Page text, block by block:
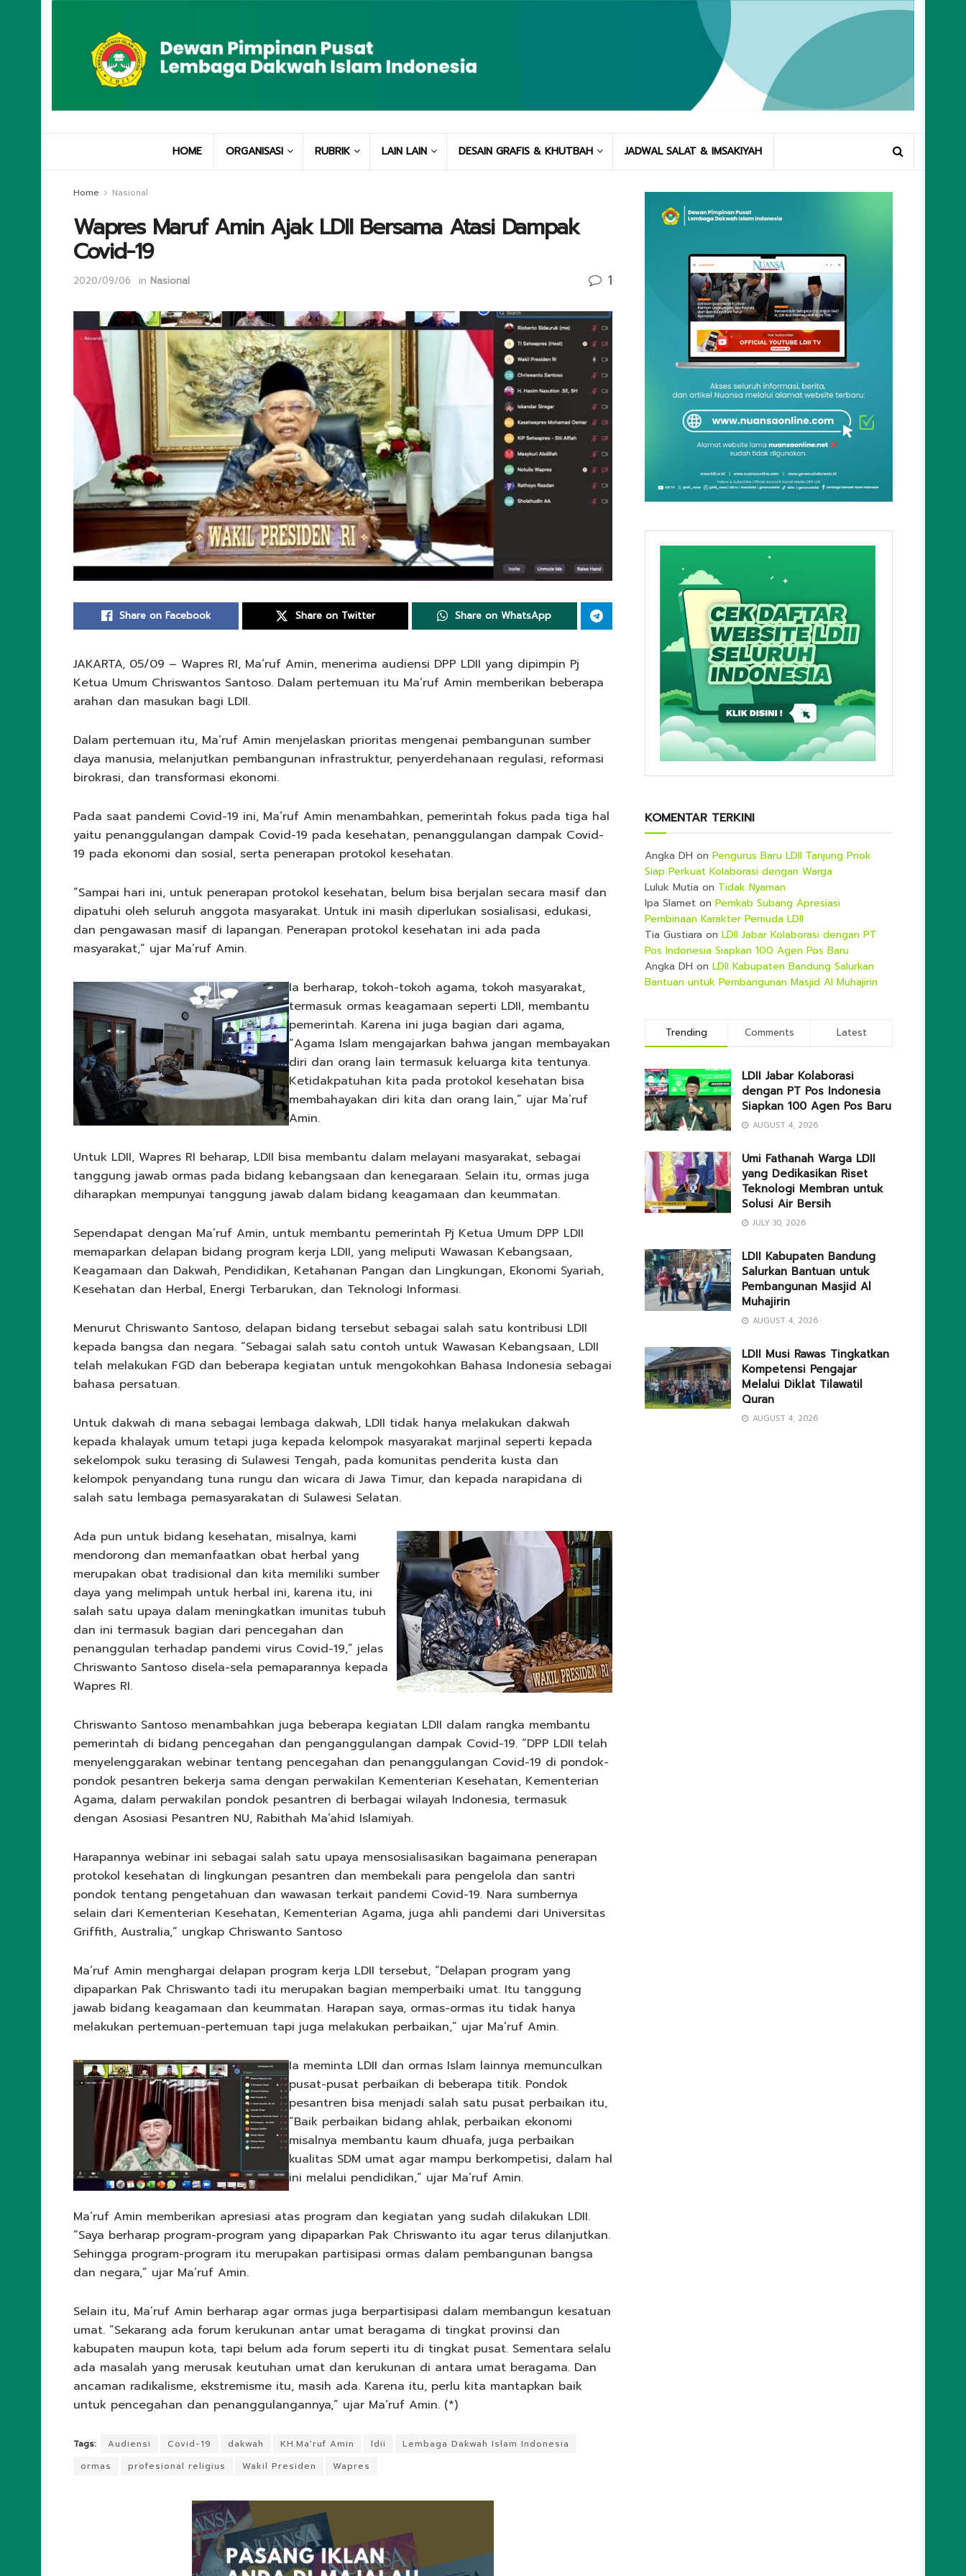
HOME ORGANISASI RUBRIK LAIN LAIN DESAIN GRAFIS & KHUTBAH JADWAL SALAT & IMSAKIYAH
Home Nasional
Wapres Maruf Amin Ajak LDII Bersama Atasi Dampak
Covid-19
2020/09/06 in Nasional 1
Share on Facebook Share on Twitter Share on WhatsApp
JAKARTA, 05/09 – Wapres RI, Ma’ruf Amin, menerima audiensi DPP LDII yang dipimpin Pj
Ketua Umum Chriswantos Santoso. Dalam pertemuan itu Ma’ruf Amin memberikan beberapa
arahan dan masukan bagi LDII.
Dalam pertemuan itu, Ma’ruf Amin menjelaskan prioritas mengenai pembangunan sumber
daya manusia, melanjutkan pembangunan infrastruktur, penyerdehanaan regulasi, reformasi
birokrasi, dan transformasi ekonomi.
Pada saat pandemi Covid-19 ini, Ma’ruf Amin menambahkan, pemerintah fokus pada tiga hal
yaitu penanggulangan dampak Covid-19 pada kesehatan, penanggulangan dampak Covid-
19 pada ekonomi dan sosial, serta penerapan protokol kesehatan.
“Sampai hari ini, untuk penerapan protokol kesehatan, belum bisa berjalan secara masif dan
dipatuhi oleh seluruh anggota masyarakat. Untuk ini masih diperlukan sosialisasi, edukasi,
dan pengawasan masif di lapangan. Penerapan protokol kesehatan ini ada pada
masyarakat,” ujar Ma’ruf Amin.
Ia berharap, tokoh-tokoh agama, tokoh masyarakat,
termasuk ormas keagamaan seperti LDII, membantu
pemerintah. Karena ini juga bagian dari agama,
“Agama Islam mengajarkan bahwa jangan membayakan
diri dan orang lain termasuk keluarga kita tentunya.
Ketidakpatuhan kita pada protokol kesehatan bisa
membahayakan diri kita dan orang lain,” ujar Ma’ruf
Amin.
Untuk LDII, Wapres RI beharap, LDII bisa membantu dalam melayani masyarakat, sebagai
tanggung jawab ormas pada bidang kebangsaan dan kenegaraan. Selain itu, ormas juga
diharapkan mempunyai tanggung jawab dalam bidang keagamaan dan keummatan.
Sependapat dengan Ma’ruf Amin, untuk membantu pemerintah Pj Ketua Umum DPP LDII
memaparkan delapan bidang program kerja LDII, yang meliputi Wawasan Kebangsaan,
Keagamaan dan Dakwah, Pendidikan, Ketahanan Pangan dan Lingkungan, Ekonomi Syariah,
Kesehatan dan Herbal, Energi Terbarukan, dan Teknologi Informasi.
Menurut Chriswanto Santoso, delapan bidang tersebut sebagai salah satu kontribusi LDII
kepada bangsa dan negara. “Sebagai salah satu contoh untuk Wawasan Kebangsaan, LDII
telah melakukan FGD dan beberapa kegiatan untuk mengokohkan Bahasa Indonesia sebagai
bahasa persatuan.
Untuk dakwah di mana sebagai lembaga dakwah, LDII tidak hanya melakukan dakwah
kepada khalayak umum tetapi juga kepada kelompok masyarakat marjinal seperti kepada
sekelompok suku terasing di Sulawesi Tengah, pada komunitas penderita kusta dan
kelompok penyandang tuna rungu dan wicara di Jawa Timur, dan kepada narapidana di
salah satu lembaga pemasyarakatan di Sulawesi Selatan.
Ada pun untuk bidang kesehatan, misalnya, kami
mendorong dan memanfaatkan obat herbal yang
merupakan obat tradisional dan kita memiliki sumber
daya yang melimpah untuk herbal ini, karena itu, ini
salah satu upaya dalam meningkatkan imunitas tubuh
dan ini termasuk bagian dari pencegahan dan
penanggulan terhadap pandemi virus Covid-19,” jelas
Chriswanto Santoso disela-sela pemaparannya kepada
Wapres RI.
Chriswanto Santoso menambahkan juga beberapa kegiatan LDII dalam rangka membantu
pemerintah di bidang pencegahan dan penganggulangan dampak Covid-19. “DPP LDII telah
menyelenggarakan webinar tentang pencegahan dan penanggulangan Covid-19 di pondok-
pondok pesantren bekerja sama dengan perwakilan Kementerian Kesehatan, Kementerian
Agama, dalam perwakilan pondok pesantren di berbagai wilayah Indonesia, termasuk
dengan Asosiasi Pesantren NU, Rabithah Ma’ahid Islamiyah.
Harapannya webinar ini sebagai salah satu upaya mensosialisasikan bagaimana penerapan
protokol kesehatan di lingkungan pesantren dan membekali para pengelola dan santri
pondok tentang pengetahuan dan wawasan terkait pandemi Covid-19. Nara sumbernya
selain dari Kementerian Kesehatan, Kementerian Agama, juga ahli pandemi dari Universitas
Griffith, Australia,” ungkap Chriswanto Santoso
Ma’ruf Amin menghargai delapan program kerja LDII tersebut, “Delapan program yang
dipaparkan Pak Chriswanto tadi itu merupakan bagian memperbaiki umat. Itu tanggung
jawab bidang keagamaan dan keummatan. Harapan saya, ormas-ormas itu tidak hanya
melakukan pertemuan-pertemuan tapi juga melakukan perbaikan,” ujar Ma’ruf Amin.
Ia meminta LDII dan ormas Islam lainnya memunculkan
pusat-pusat perbaikan di beberapa titik. Pondok
pesantren bisa menjadi salah satu pusat perbaikan itu,
“Baik perbaikan bidang ahlak, perbaikan ekonomi
misalnya membantu kaum dhuafa, juga perbaikan
kualitas SDM umat agar mampu berkompetisi, dalam hal
ini melalui pendidikan,” ujar Ma’ruf Amin.
Ma’ruf Amin memberikan apresiasi atas program dan kegiatan yang sudah dilakukan LDII.
“Saya berharap program-program yang dipaparkan Pak Chriswanto itu agar terus dilanjutkan.
Sehingga program-program itu merupakan partisipasi ormas dalam pembangunan bangsa
dan negara,” ujar Ma’ruf Amin.
Selain itu, Ma’ruf Amin berharap agar ormas juga berpartisipasi dalam membangun kesatuan
umat. “Sekarang ada forum kerukunan antar umat beragama di tingkat provinsi dan
kabupaten maupun kota, tapi belum ada forum seperti itu di tingkat pusat. Sementara selalu
ada masalah yang merusak keutuhan umat dan kerukunan di antara umat beragama. Dan
ancaman radikalisme, ekstremisme itu, masih ada. Karena itu, perlu kita mantapkan baik
untuk pencegahan dan penanggulangannya,” ujar Ma’ruf Amin. (*)
Tags: Audiensi Covid-19 dakwah KH.Ma'ruf Amin ldii
Lembaga Dakwah Islam Indonesia
ormas
profesional religius Wakil Presiden Wapres
KOMENTAR TERKINI
Angka DH on Pengurus Baru LDII Tanjung Priok
Siap Perkuat Kolaborasi dengan Warga
Luluk Mutia on Tidak Nyaman
Ipa Slamet on Pemkab Subang Apresiasi
Pembinaan Karakter Pemuda LDII
Tia Gustiara on LDII Jabar Kolaborasi dengan PT
Pos Indonesia Siapkan 100 Agen Pos Baru
Angka DH on LDII Kabupaten Bandung Salurkan
Bantuan untuk Pembangunan Masjid Al Muhajirin
Trending Comments Latest
LDII Jabar Kolaborasi
dengan PT Pos Indonesia
Siapkan 100 Agen Pos Baru
AUGUST 4, 2026
Umi Fathanah Warga LDII
yang Dedikasikan Riset
Teknologi Membran untuk
Solusi Air Bersih
JULY 30, 2026
LDII Kabupaten Bandung
Salurkan Bantuan untuk
Pembangunan Masjid Al
Muhajirin
AUGUST 4, 2026
LDII Musi Rawas Tingkatkan
Kompetensi Pengajar
Melalui Diklat Tilawatil
Quran
AUGUST 4, 2026